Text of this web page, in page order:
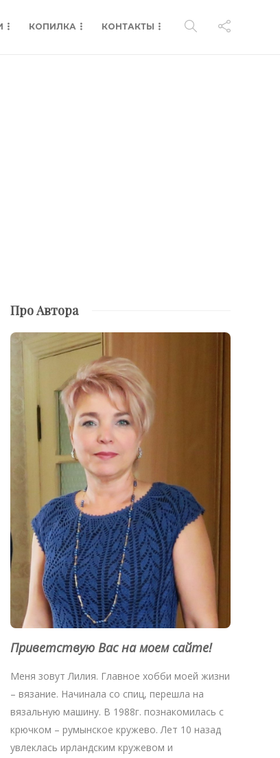
КОПИЛКА КОНТАКТЫ
Про Автора
Приветствую Вас на моем сайте!
Меня зовут Лилия. Главное хобби моей жизни
– вязание. Начинала со спиц, перешла на
вязальную машину. В 1988г. познакомилась с
крючком – румынское кружево. Лет 10 назад
увлеклась ирландским кружевом и